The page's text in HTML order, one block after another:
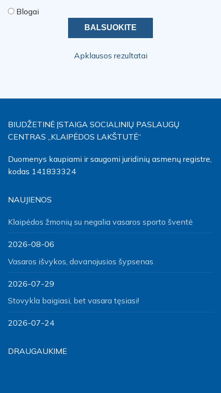
Blogai
Apklausos rezultatai
BIUDŽETINĖ ĮSTAIGA SOCIALINIŲ PASLAUGŲ
CENTRAS „KLAIPĖDOS LAKŠTUTĖ“
Duomenys kaupiami ir saugomi juridinių asmenų registre,
kodas 141833324
NAUJIENOS
Klaipėdos žmonių su negalia vasaros sporto šventė
2026-08-06
Vasaros išvykos, dovanojusios šypsenas
2026-07-29
Stovykla baigiasi, bet vasara tęsiasi!
2026-07-24
DRAUGAUKIME